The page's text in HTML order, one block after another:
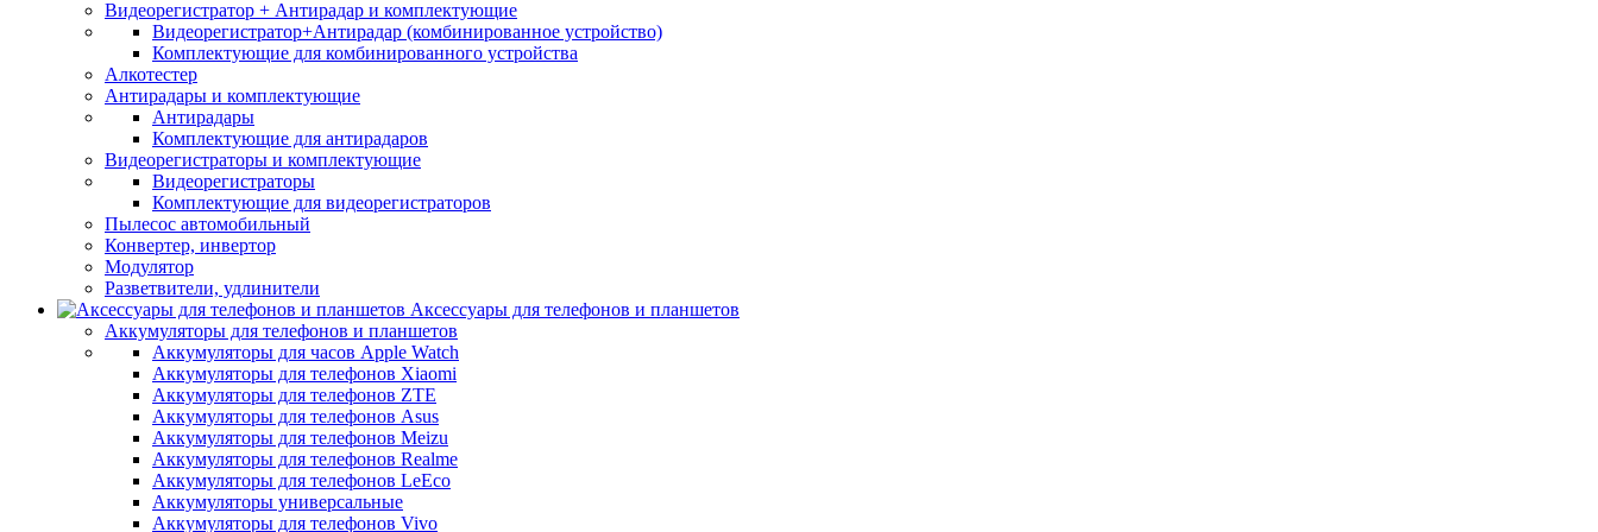
Видеорегистратор + Антирадар и комплектующие
Видеорегистратор+Антирадар (комбинированное устройство)
Комплектующие для комбинированного устройства
Алкотестер
Антирадары и комплектующие
Антирадары
Комплектующие для антирадаров
Видеорегистраторы и комплектующие
Видеорегистраторы
Комплектующие для видеорегистраторов
Пылесос автомобильный
Конвертер, инвертор
Модулятор
Разветвители, удлинители
Аксессуары для телефонов и планшетов
Аккумуляторы для телефонов и планшетов
Аккумуляторы для часов Apple Watch
Аккумуляторы для телефонов Xiaomi
Аккумуляторы для телефонов ZTE
Аккумуляторы для телефонов Asus
Аккумуляторы для телефонов Meizu
Аккумуляторы для телефонов Realme
Аккумуляторы для телефонов LeEco
Аккумуляторы универсальные
Аккумуляторы для телефонов Vivo